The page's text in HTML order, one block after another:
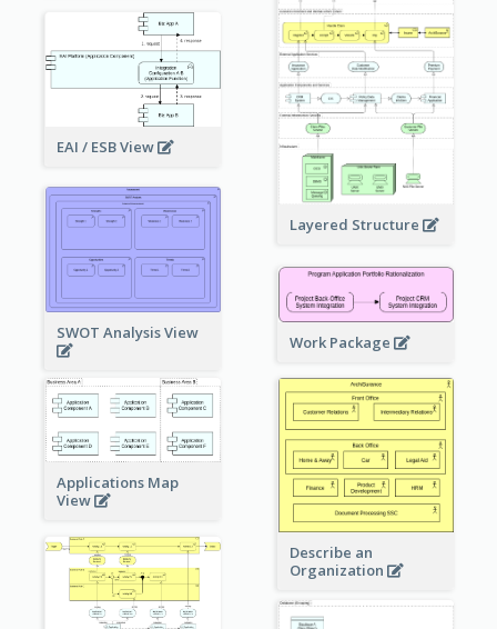
Layered Structure
EAI / ESB View
SWOT Analysis View Work Package
Applications Map
View
Describe an
Organization